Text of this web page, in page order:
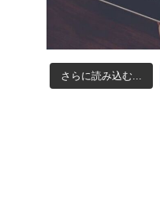
さらに読み込む...